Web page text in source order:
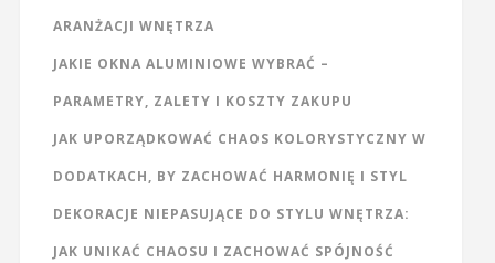
ARANŻACJI WNĘTRZA
JAKIE OKNA ALUMINIOWE WYBRAĆ –
PARAMETRY, ZALETY I KOSZTY ZAKUPU
JAK UPORZĄDKOWAĆ CHAOS KOLORYSTYCZNY W
DODATKACH, BY ZACHOWAĆ HARMONIĘ I STYL
DEKORACJE NIEPASUJĄCE DO STYLU WNĘTRZA:
JAK UNIKAĆ CHAOSU I ZACHOWAĆ SPÓJNOŚĆ